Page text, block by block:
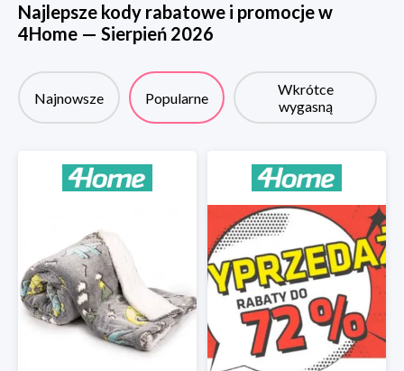
Najlepsze kody rabatowe i promocje w
4Home — Sierpień 2026
Najnowsze Popularne
Wkrótce
wygasną